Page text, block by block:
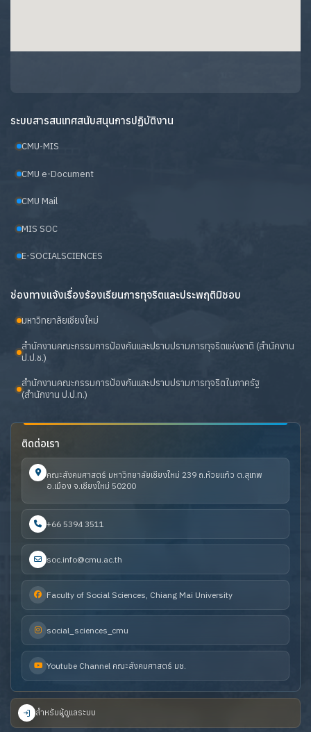
ระบบสารสนเทศสนับสนุนการปฏิบัติงาน
CMU-MIS
CMU e-Document
CMU Mail
MIS SOC
E-SOCIALSCIENCES
ช่องทางแจ้งเรื่องร้องเรียนการทุจริตและประพฤติมิชอบ
มหาวิทยาลัยเชียงใหม่
สำนักงานคณะกรรมการป้องกันและปราบปรามการทุจริตแห่งชาติ (สำนักงาน
ป.ป.ช.)
สำนักงานคณะกรรมการป้องกันและปราบปรามการทุจริตในภาครัฐ
(สำนักงาน ป.ป.ท.)
ติดต่อเรา
คณะสังคมศาสตร์ มหาวิทยาลัยเชียงใหม่ 239 ถ.ห้วยแก้ว ต.สุเทพ
อ.เมือง จ.เชียงใหม่ 50200
+66 5394 3511
soc.info@cmu.ac.th
Faculty of Social Sciences, Chiang Mai University
social_sciences_cmu
Youtube Channel คณะสังคมศาสตร์ มช.
สำหรับผู้ดูแลระบบ